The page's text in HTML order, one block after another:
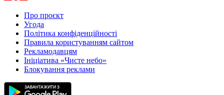
Про проєкт
Угода
Політика конфіденційності
Правила користуванням сайтом
Рекламодавцям
Ініціатива «Чисте небо»
Блокування реклами